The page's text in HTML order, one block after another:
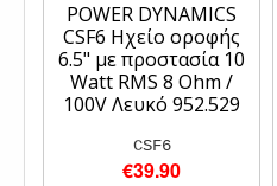
POWER DYNAMICS
CSF6 Ηχείο οροφής
6.5" με προστασία 10
Watt RMS 8 Ohm /
100V Λευκό 952.529
CSF6
€39.90